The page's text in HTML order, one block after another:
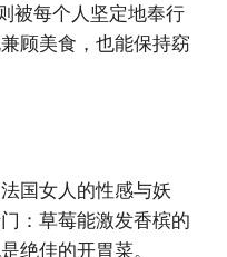
被每个人坚定地奉行
顾美食，也能保持窈
国女人的性感与妖
：草莓能激发香槟的
绝佳的开胃菜。